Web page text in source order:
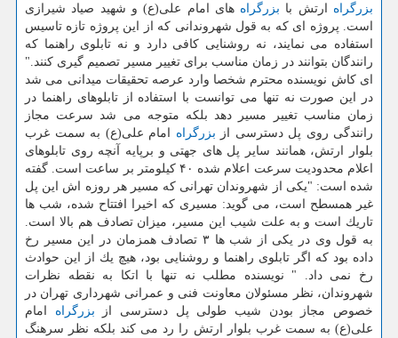
بزرگراه ارتش با بزرگراه های امام علی(ع) و شهید صیاد شیرازی
است. پروژه ای كه به قول شهروندانی كه از این پروژه تازه تاسیس
استفاده می نمایند، نه روشنایی كافی دارد و نه تابلوی راهنما كه
رانندگان بتوانند در زمان مناسب برای تغییر مسیر تصمیم گیری كنند."
ای كاش نویسنده محترم شخصا وارد عرصه تحقیقات میدانی می شد
در این صورت نه تنها می توانست با استفاده از تابلوهای راهنما در
زمان مناسب تغییر مسیر دهد بلكه متوجه می شد سرعت مجاز
رانندگی روی پل دسترسی از بزرگراه امام علی(ع) به سمت غرب
بلوار ارتش، همانند سایر پل های جهتی و برپایه آنچه روی تابلوهای
اعلام محدودیت سرعت اعلام شده ۴۰ كیلومتر بر ساعت است. گفته
شده است: "یكی از شهروندان تهرانی كه مسیر هر روزه اش این پل
غیر همسطح است، می گوید: مسیری كه اخیرا افتتاح شده، شب ها
تاریك است و به علت شیب این مسیر، میزان تصادف هم بالا است.
به قول وی در یكی از شب ها ۳ تصادف همزمان در این مسیر رخ
داده بود كه اگر تابلوی راهنما و روشنایی بود، هیچ یك از این حوادث
رخ نمی داد. " نویسنده مطلب نه تنها با اتكا به نقطه نظرات
شهروندان، نظر مسئولان معاونت فنی و عمرانی شهرداری تهران در
خصوص مجاز بودن شیب طولی پل دسترسی از بزرگراه امام
علی(ع) به سمت غرب بلوار ارتش را رد می كند بلكه نظر سرهنگ